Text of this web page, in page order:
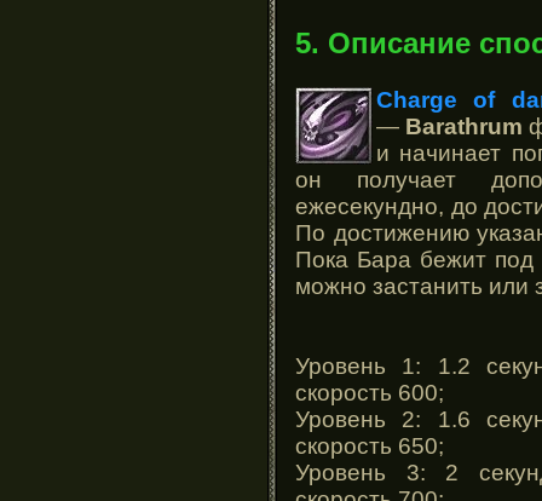
5. Описание
Charge of
— Barathrum
и начинает
он получает
ежесекундно, до
По достижению
Пока Бара бежит под
можно застанить или
Уровень 1: 1.2
скорость 600;
Уровень 2: 1.6
скорость 650;
Уровень 3: 2